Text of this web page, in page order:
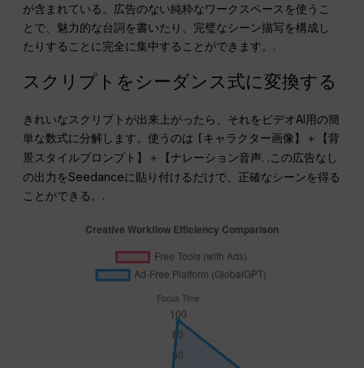
が含まれている。広告のない純粋なワークスペースを使うこ
とで、魅力的な台詞を書いたり、完璧なシーン描写を構成し
たりすることに完全に集中することができます。.
スクリプトをシーダンス式に変換する
きれいなスクリプトが出来上がったら、それをビデオAI用の簡
単な数式に分解します。使うのは [キャラクター画像】＋【背
景スタイルプロンプト】＋【ナレーション音声. .この広告なし
の出力をSeedanceに貼り付けるだけで、正確なシーンを得る
ことができる。.